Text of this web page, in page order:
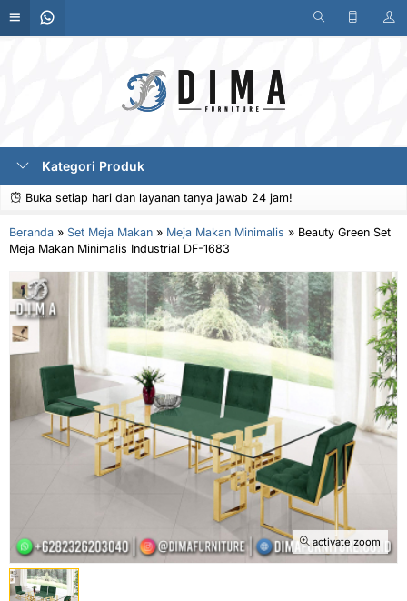
Kategori Produk
Buka setiap hari dan layanan tanya jawab 24 jam!
Beranda » Set Meja Makan » Meja Makan Minimalis » Beauty Green Set
Meja Makan Minimalis Industrial DF-1683
activate zoom